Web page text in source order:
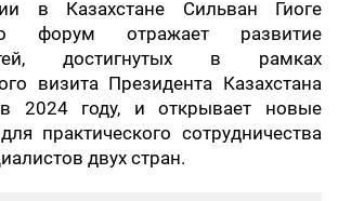
в Казахстане Сильван Гиоге
форум отражает развитие
достигнутых в рамках
визита Президента Казахстана
2024 году, и открывает новые
практического сотрудничества
двух стран.